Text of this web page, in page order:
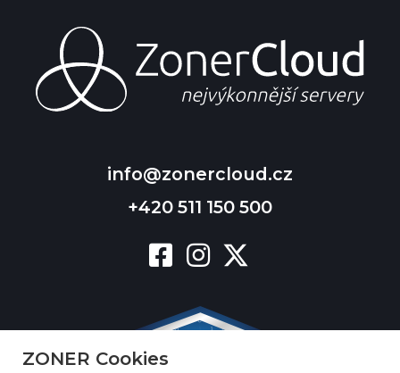
info@zonercloud.cz
+420 511 150 500
ZONER Cookies